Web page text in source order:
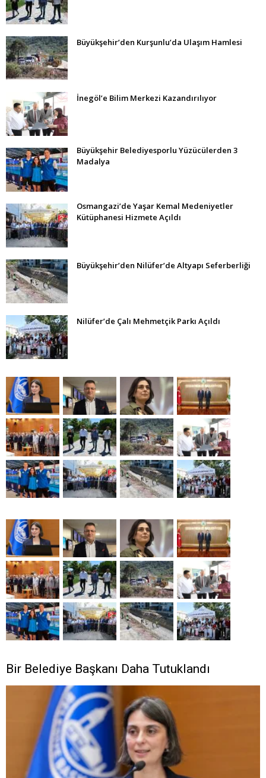
Büyükşehir’den Kurşunlu’da Ulaşım Hamlesi
İnegöl’e Bilim Merkezi Kazandırılıyor
Büyükşehir Belediyesporlu Yüzücülerden 3
Madalya
Osmangazi’de Yaşar Kemal Medeniyetler
Kütüphanesi Hizmete Açıldı
Büyükşehir’den Nilüfer’de Altyapı Seferberliği
Nilüfer’de Çalı Mehmetçik Parkı Açıldı
Bir Belediye Başkanı Daha Tutuklandı